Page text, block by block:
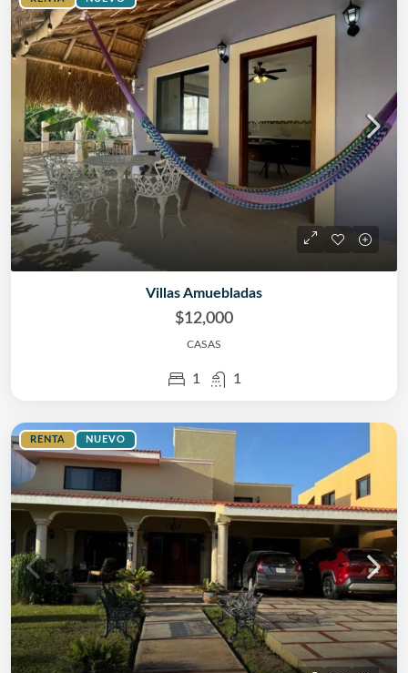
Villas Amuebladas
$12,000
CASAS
1 1
RENTA NUEVO